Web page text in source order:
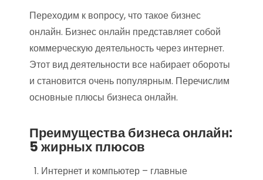
Переходим к вопросу, что такое бизнес
онлайн. Бизнес онлайн представляет собой
коммерческую деятельность через интернет.
Этот вид деятельности все набирает обороты
и становится очень популярным. Перечислим
основные плюсы бизнеса онлайн.
Преимущества бизнеса онлайн:
5 жирных плюсов
Интернет и компьютер – главные